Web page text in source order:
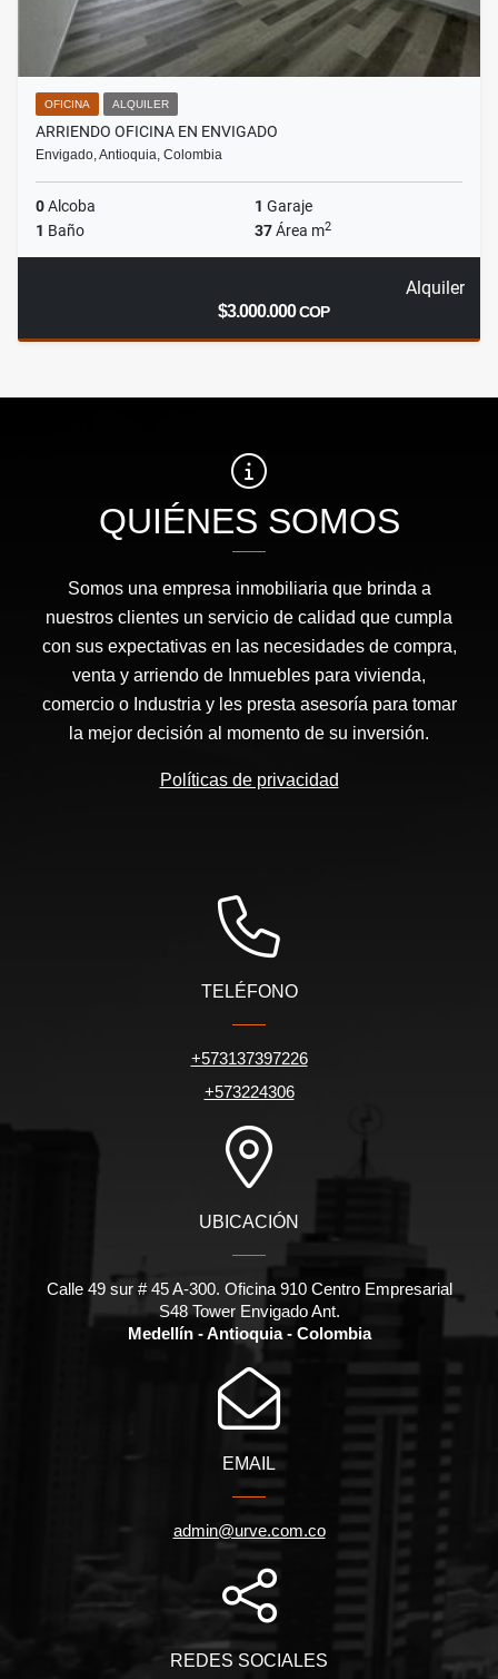
OFICINA ALQUILER
ARRIENDO OFICINA EN ENVIGADO
Envigado, Antioquia, Colombia
0Alcoba 1 Garaje
1 Baño 37Área m2
Alquiler
$3.000.000COP
QUIÉNES SOMOS
Somos una empresa inmobiliaria que brinda a
nuestros clientes un servicio de calidad que cumpla
con sus expectativas en las necesidades de compra,
venta y arriendo de Inmuebles para vivienda,
comercio o Industria y les presta asesoría para tomar
la mejor decisión al momento de su inversión.
Políticas de privacidad
TELÉFONO
+573137397226
+573224306
UBICACIÓN
Calle 49 sur # 45 A-300. Oficina 910 Centro Empresarial
S48 Tower Envigado Ant.
Medellín - Antioquia - Colombia
EMAIL
admin@urve.com.co
REDES SOCIALES